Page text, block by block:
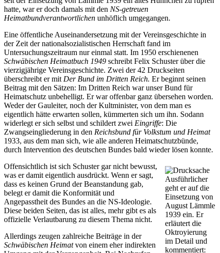
hatte, war er doch damals mit den NS-getreuen
Heimatbundverantwortlichen unhöflich umgegangen.
Eine öffentliche Auseinandersetzung mit der Vereinsgeschichte in
der Zeit der nationalsozialistischen Herrschaft fand im
Untersuchungszeitraum nur einmal statt. Im 1950 erschienenen
Schwäbischen Heimatbuch 1949 schreibt Felix Schuster über die
vierzigjährige Vereinsgeschichte. Zwei der 42 Druckseiten
überschreibt er mit Der Bund im Dritten Reich. Er beginnt seinen
Beitrag mit den Sätzen: Im Dritten Reich war unser Bund für
Heimatschutz unbehelligt. Er war offenbar ganz übersehen worden.
Weder der Gauleiter, noch der Kultminister, von dem man es
eigentlich hätte erwarten sollen, kümmerten sich um ihn. Sodann
widerlegt er sich selbst und schildert zwei Eingriffe: Die
Zwangseingliederung in den Reichsbund für Volkstum und Heimat
1933, aus dem man sich, wie alle anderen Heimatschutzbünde,
durch Intervention des deutschen Bundes bald wieder lösen konnte.
Ausführlicher
geht er auf die
Einsetzung von
August Lämmle
1939 ein. Er
erläutert die
Oktroyierung
im Detail und
kommentiert:
Offensichtlich ist sich Schuster gar nicht bewusst,
was er damit eigentlich ausdrückt. Wenn er sagt,
dass es keinen Grund der Beanstandung gab,
belegt er damit die Konformität und
Angepasstheit des Bundes an die NS-Ideologie.
Diese beiden Seiten, das ist alles, mehr gibt es als
offizielle Verlautbarung zu diesem Thema nicht.
Allerdings zeugen zahlreiche Beiträge in der
Schwäbischen Heimatvon einem eher indirekten